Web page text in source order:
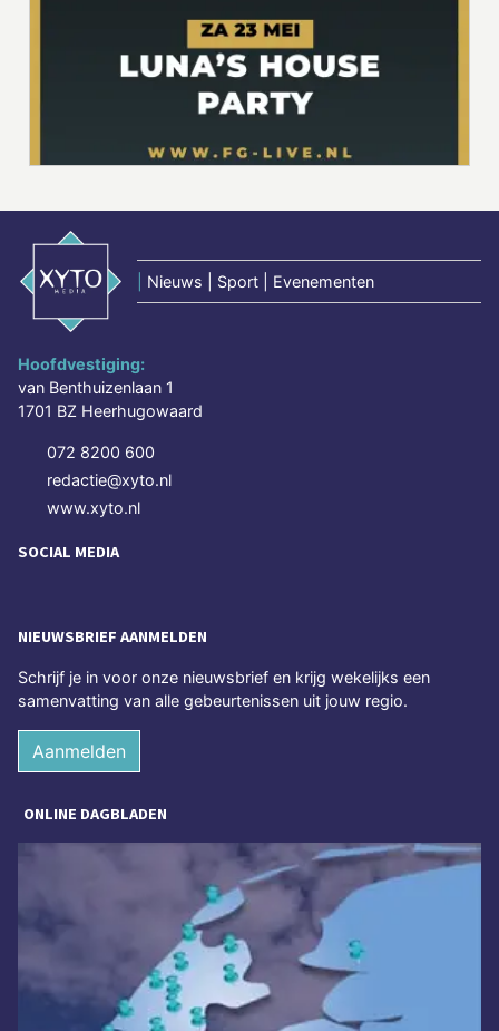
Nieuws | Sport | Evenementen
Hoofdvestiging:
van Benthuizenlaan 1
1701 BZ Heerhugowaard
072 8200 600
redactie@xyto.nl
www.xyto.nl
SOCIAL MEDIA
NIEUWSBRIEF AANMELDEN
Schrijf je in voor onze nieuwsbrief en krijg wekelijks een
samenvatting van alle gebeurtenissen uit jouw regio.
Aanmelden
ONLINE DAGBLADEN